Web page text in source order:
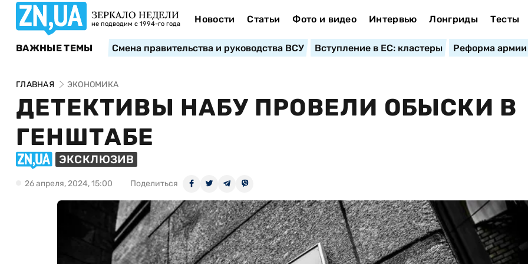
ЗЕРКАЛО НЕДЕЛИ
не подводим с 1994-го года Новости Статьи Фото и видео Интервью Лонгриды Тесты
ВАЖНЫЕ ТЕМЫ Смена правительства и руководства ВСУ Вступление в ЕС: кластеры Реформа армии
ГЛАВНАЯ ЭКОНОМИКА
ДЕТЕКТИВЫ НАБУ ПРОВЕЛИ ОБЫСКИ В
ГЕНШТАБЕ
ЭКСКЛЮЗИВ
26 апреля, 2024, 15:00 Поделиться